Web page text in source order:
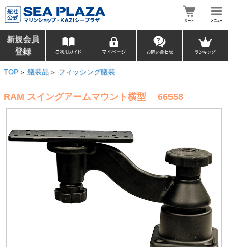
新規会員
登録
TOP > 艤装品 > フィッシング艤装
RAM スイングアームマウント横型 66558